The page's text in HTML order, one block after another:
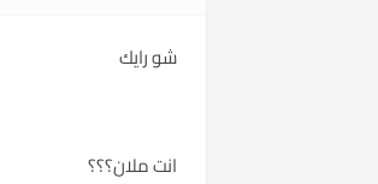
شو رايك
انت ملان؟؟؟